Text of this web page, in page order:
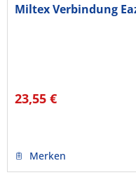
Miltex Verbindung
23,55 €
Merken